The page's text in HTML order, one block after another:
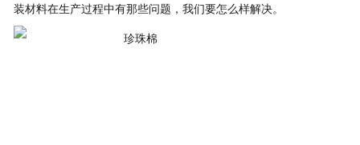
装材料在生产过程中有那些问题，我们要怎么样解决。